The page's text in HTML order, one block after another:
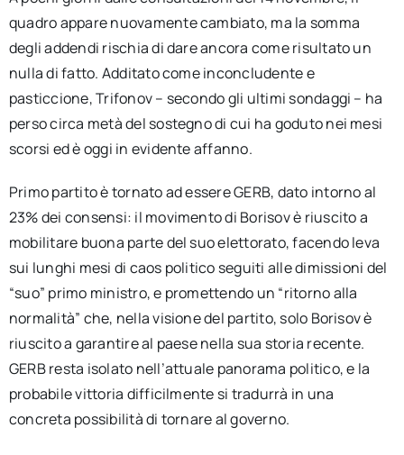
quadro appare nuovamente cambiato, ma la somma
degli addendi rischia di dare ancora come risultato un
nulla di fatto. Additato come inconcludente e
pasticcione, Trifonov – secondo gli ultimi sondaggi – ha
perso circa metà del sostegno di cui ha goduto nei mesi
scorsi ed è oggi in evidente affanno.
Primo partito è tornato ad essere GERB, dato intorno al
23% dei consensi: il movimento di Borisov è riuscito a
mobilitare buona parte del suo elettorato, facendo leva
sui lunghi mesi di caos politico seguiti alle dimissioni del
“suo” primo ministro, e promettendo un “ritorno alla
normalità” che, nella visione del partito, solo Borisov è
riuscito a garantire al paese nella sua storia recente.
GERB resta isolato nell’attuale panorama politico, e la
probabile vittoria difficilmente si tradurrà in una
concreta possibilità di tornare al governo.